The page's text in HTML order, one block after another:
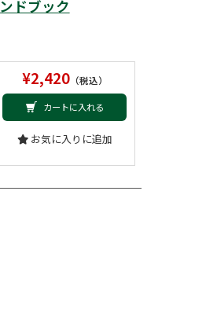
ドブック
¥2,420（税込）
カートに入れる
お気に入りに追加